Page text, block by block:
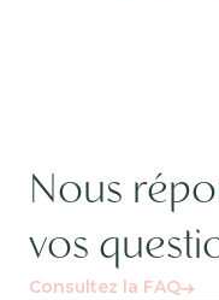
Nous
vos
Consultez la FAQ